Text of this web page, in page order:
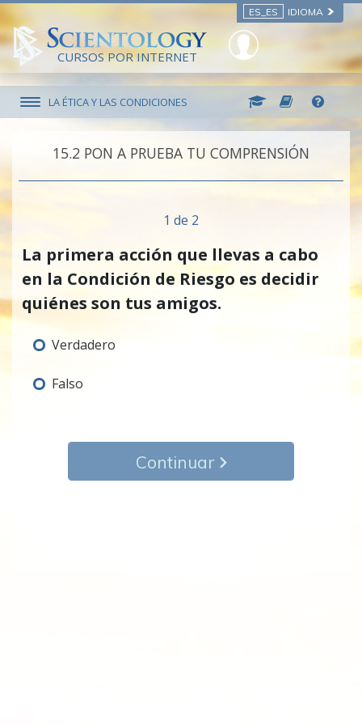
ES_ES IDIOMA
CURSOS POR INTERNET
LA ÉTICA Y LAS CONDICIONES
15.‎2 PON A PRUEBA TU COMPRENSIÓN
1 de 2
La primera acción que llevas a cabo
en la Condición de Riesgo es decidir
quiénes son tus amigos.
Verdadero
Falso
Continuar